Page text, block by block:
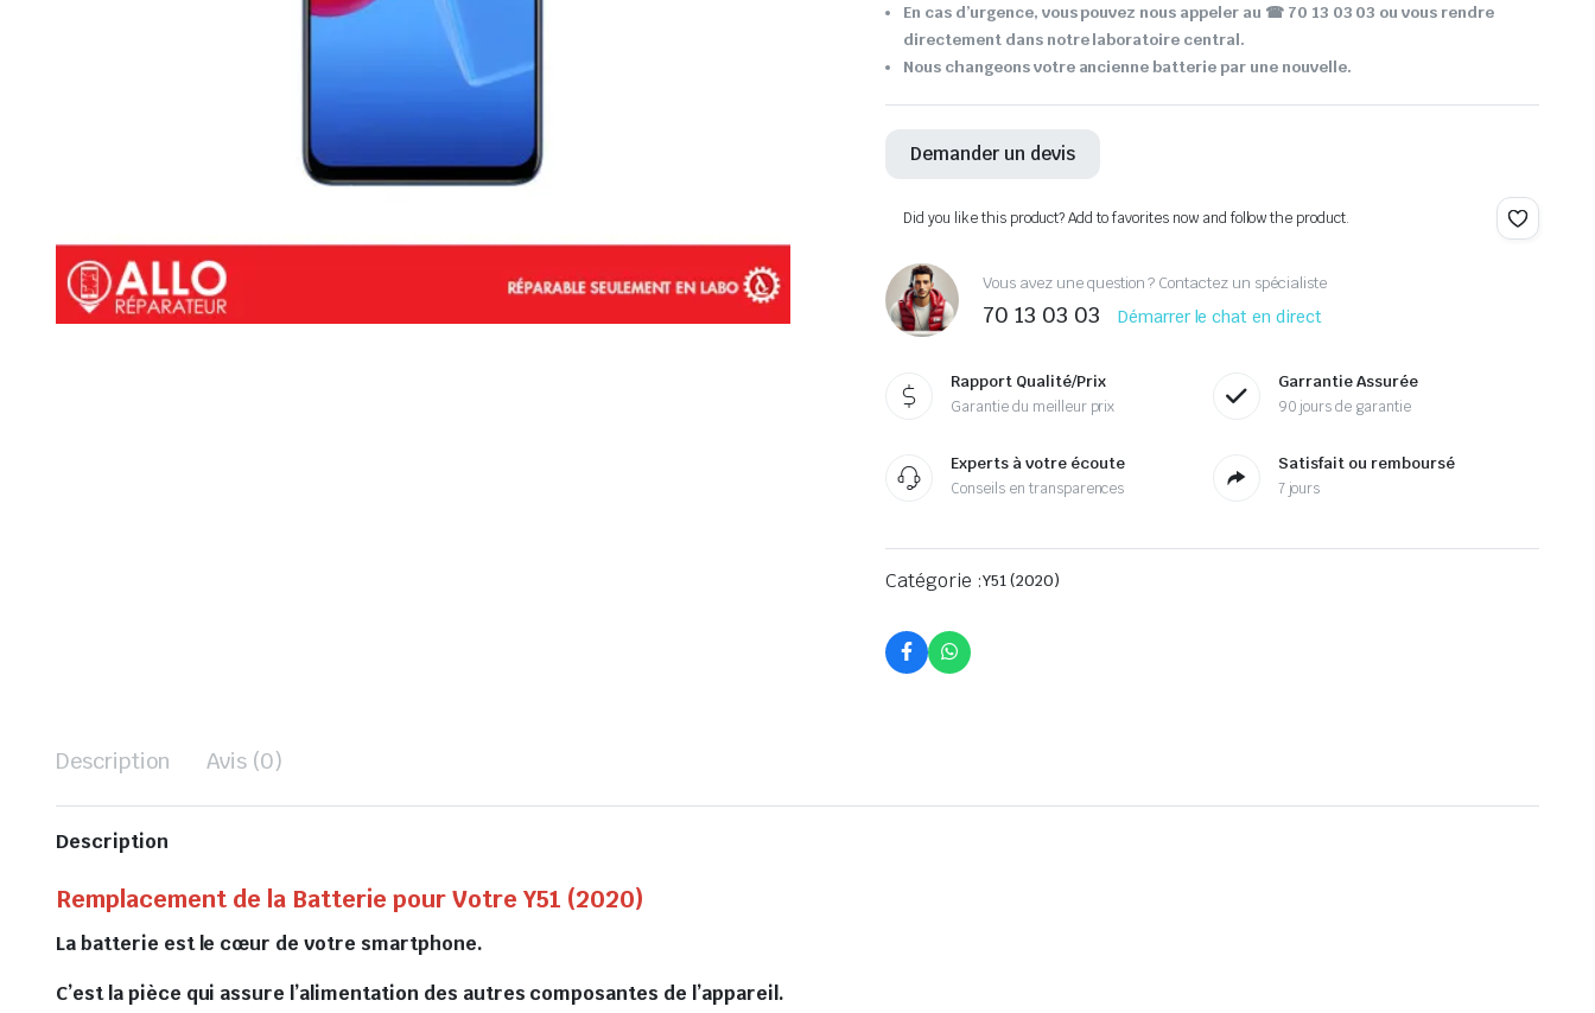
En cas d’urgence, vous pouvez nous appeler au ☎ 70 13 03 03 ou vous rendre
directement dans notre laboratoire central.
Nous changeons votre ancienne batterie par une nouvelle.
Demander un devis
Did you like this product? Add to favorites now and follow the product.
Vous avez une question ? Contactez un spécialiste
70 13 03 03 Démarrer le chat en direct
Rapport Qualité/Prix
Garantie du meilleur prix
Garrantie Assurée
90 jours de garantie
Experts à votre écoute
Conseils en transparences
Satisfait ou remboursé
7 jours
Catégorie :Y51 (2020)
Description Avis (0)
Description
Remplacement de la Batterie pour Votre Y51 (2020)
La batterie est le cœur de votre smartphone.
C’est la pièce qui assure l’alimentation des autres composantes de l’appareil.